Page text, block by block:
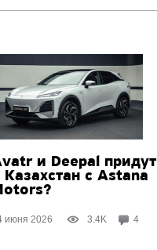
и Deepal придут
Казахстан с Astana
июня 2026 3.4K 4